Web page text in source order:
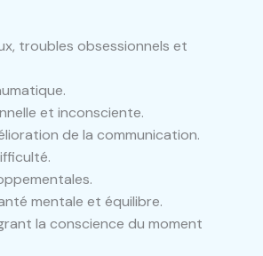
troubles obsessionnels et
et inconsciente.
de la communication.
mentale et équilibre.
la conscience du moment